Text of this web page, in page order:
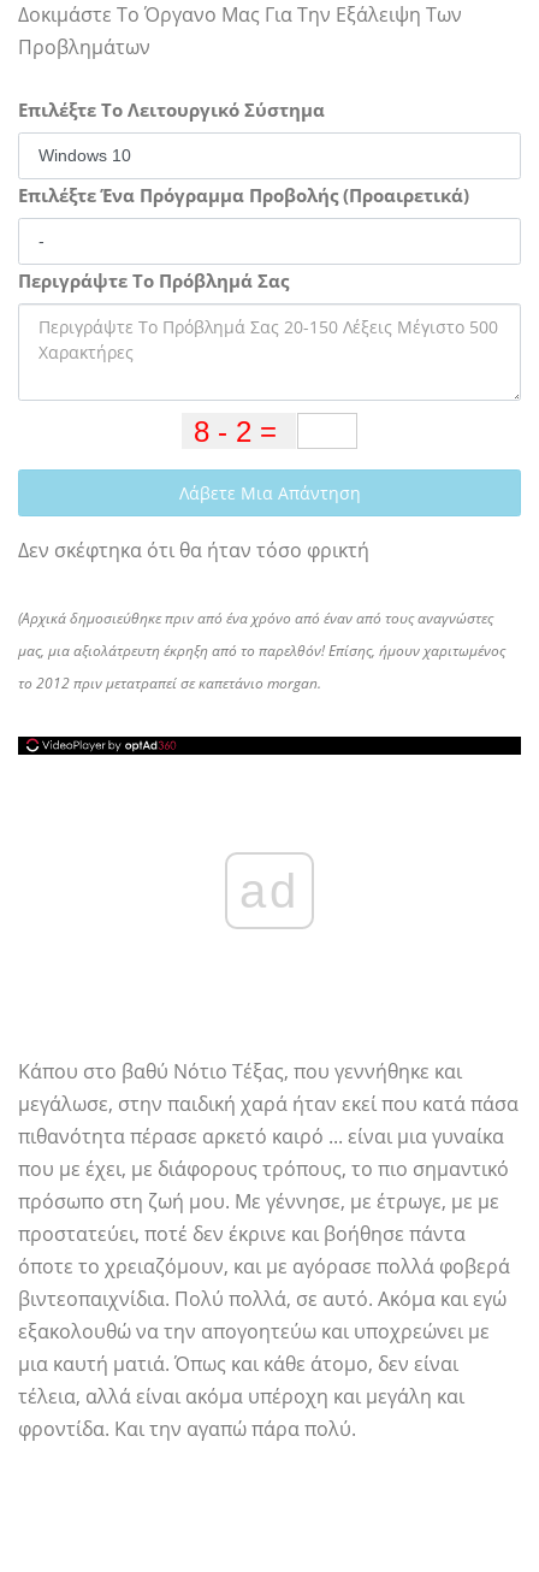
Δοκιμάστε Το Όργανο Μας Για Την Εξάλειψη Των
Προβλημάτων
Επιλέξτε Το Λειτουργικό Σύστημα
Επιλέξτε Ένα Πρόγραμμα Προβολής (Προαιρετικά)
Περιγράψτε Το Πρόβλημά Σας
Λάβετε Μια Απάντηση
Δεν σκέφτηκα ότι θα ήταν τόσο φρικτή
(Αρχικά δημοσιεύθηκε πριν από ένα χρόνο από έναν από τους αναγνώστες
μας, μια αξιολάτρευτη έκρηξη από το παρελθόν! Επίσης, ήμουν χαριτωμένος
το 2012 πριν μετατραπεί σε καπετάνιο morgan.
ad
Κάπου στο βαθύ Νότιο Τέξας, που γεννήθηκε και
μεγάλωσε, στην παιδική χαρά ήταν εκεί που κατά πάσα
πιθανότητα πέρασε αρκετό καιρό ... είναι μια γυναίκα
που με έχει, με διάφορους τρόπους, το πιο σημαντικό
πρόσωπο στη ζωή μου. Με γέννησε, με έτρωγε, με με
προστατεύει, ποτέ δεν έκρινε και βοήθησε πάντα
όποτε το χρειαζόμουν, και με αγόρασε πολλά φοβερά
βιντεοπαιχνίδια. Πολύ πολλά, σε αυτό. Ακόμα και εγώ
εξακολουθώ να την απογοητεύω και υποχρεώνει με
μια καυτή ματιά. Όπως και κάθε άτομο, δεν είναι
τέλεια, αλλά είναι ακόμα υπέροχη και μεγάλη και
φροντίδα. Και την αγαπώ πάρα πολύ.